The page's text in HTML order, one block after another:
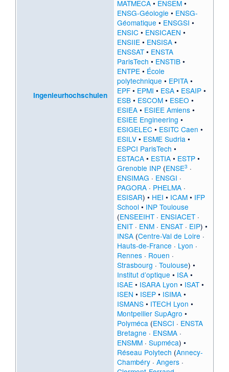
Ingenieurhochschulen
MATMECA• ENSEM•
ENSG-Géologie • ENSG-
Géomatique • ENSGSI •
ENSIC• ENSICAEN •
ENSIIE• ENSISA•
ENSSAT• ENSTA
ParisTech • ENSTIB•
ENTPE• École
polytechnique • EPITA•
EPF• EPMI • ESA• ESAIP•
ESB• ESCOM• ESEO •
ESIEA• ESIEE Amiens•
ESIEE Engineering •
ESIGELEC• ESITC Caen •
ESILV• ESME Sudria•
ESPCI ParisTech •
ESTACA• ESTIA• ESTP•
Grenoble INP(ENSE3 ·
ENSIMAG · ENSGI ·
PAGORA· PHELMA·
ESISAR) • HEI • ICAM• IFP
School • INP Toulouse
(ENSEEIHT· ENSIACET·
ENIT· ENM· ENSAT· EIP) •
INSA(Centre-Val de Loire ·
Hauts-de-France · Lyon ·
Rennes· Rouen ·
Strasbourg · Toulouse) •
Institut d’optique • ISA•
ISAE• ISARA Lyon • ISAT•
ISEN • ISEP• ISIMA•
ISMANS• ITECH Lyon •
Montpellier SupAgro •
Polyméca(ENSCI · ENSTA
Bretagne · ENSMA·
ENSMM· Supméca) •
Réseau Polytech (Annecy-
Chambéry· Angers·